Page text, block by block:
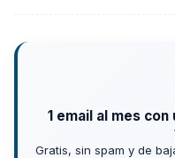
1 email al mes
Gratis, sin spam y de